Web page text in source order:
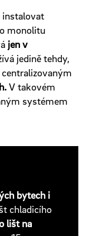
instalovat
monolitu
jen v
jedině tehdy,
V takovém
systémem
bytech i
chladicího
lišt na